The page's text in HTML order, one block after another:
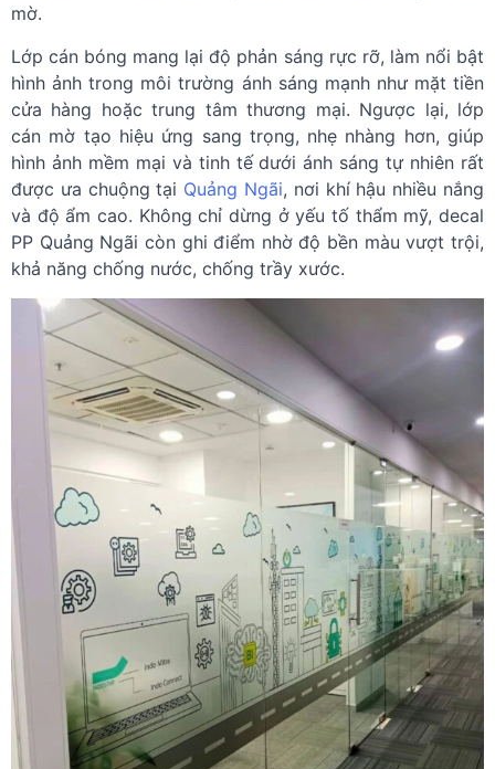
mờ.
Lớp cán bóng mang lại độ phản sáng rực rỡ, làm nổi bật
hình ảnh trong môi trường ánh sáng mạnh như mặt tiền
cửa hàng hoặc trung tâm thương mại. Ngược lại, lớp
cán mờ tạo hiệu ứng sang trọng, nhẹ nhàng hơn, giúp
hình ảnh mềm mại và tinh tế dưới ánh sáng tự nhiên rất
được ưa chuộng tại Quảng Ngãi, nơi khí hậu nhiều nắng
và độ ẩm cao. Không chỉ dừng ở yếu tố thẩm mỹ, decal
PP Quảng Ngãi còn ghi điểm nhờ độ bền màu vượt trội,
khả năng chống nước, chống trầy xước.